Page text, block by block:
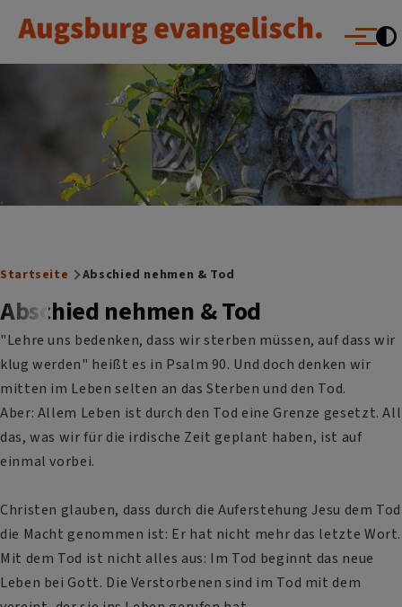
Augsburg evangelisch.
Menü
Breadcrumb
Startseite Abschied nehmen & Tod
Abschied nehmen & Tod
"Lehre uns bedenken, dass wir sterben müssen, auf dass wir
klug werden" heißt es in Psalm 90. Und doch denken wir
mitten im Leben selten an das Sterben und den Tod.
Aber: Allem Leben ist durch den Tod eine Grenze gesetzt. All
das, was wir für die irdische Zeit geplant haben, ist auf
einmal vorbei.
Christen glauben, dass durch die Auferstehung Jesu dem Tod
die Macht genommen ist: Er hat nicht mehr das letzte Wort.
Mit dem Tod ist nicht alles aus: Im Tod beginnt das neue
Leben bei Gott. Die Verstorbenen sind im Tod mit dem